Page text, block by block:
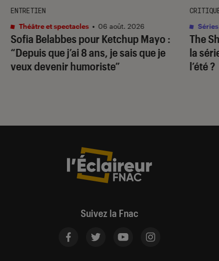
Sofia Belabbes pour Ketchup Mayo :
“Depuis que j’ai 8 ans, je sais que je
veux devenir humoriste”
ENTRETIEN
Théâtre et spectacles • 06 août. 2026
The
la
l’été ?
Séries
Suivez la Fnac